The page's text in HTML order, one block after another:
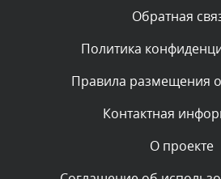
Комментарий проверяется
администратором.
Комментарий проверяется
Обратная
Политика
Правила размещения
Контактная
О проекте